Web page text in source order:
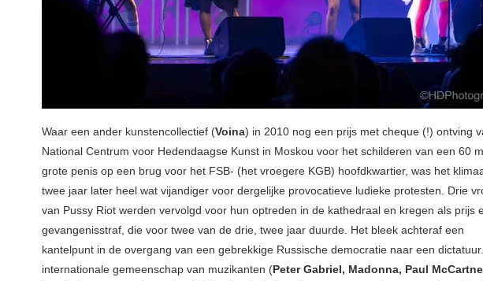
Waar een ander kunstencollectief (Voina) in 2010 nog een prijs met cheque (!) ontving
National Centrum voor Hedendaagse Kunst in Moskou voor het schilderen van een 60
grote penis op een brug voor het FSB- (het vroegere KGB) hoofdkwartier, was het
twee jaar later heel wat vijandiger voor dergelijke provocatieve ludieke protesten. Drie
van Pussy Riot werden vervolgd voor hun optreden in de kathedraal en kregen als prijs
gevangenisstraf, die voor twee van de drie, twee jaar duurde. Het bleek achteraf een
kantelpunt in de overgang van een gebrekkige Russische democratie naar een
internationale gemeenschap van muzikanten (Peter Gabriel, Madonna, Paul